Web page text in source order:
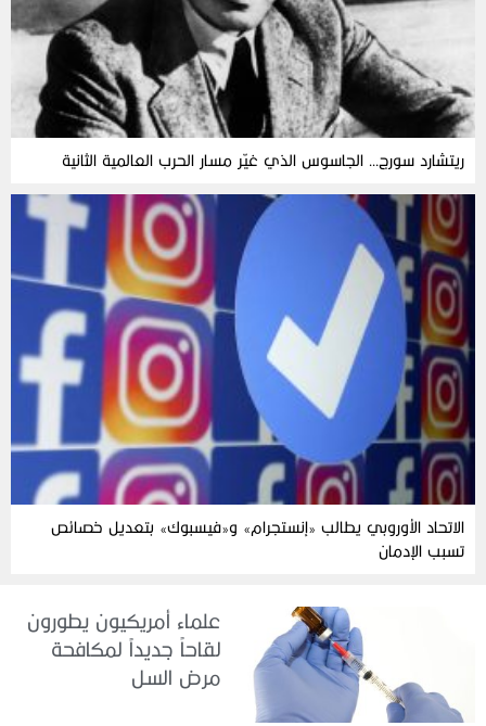
ريتشارد سورج… الجاسوس الذي غيّر مسار الحرب العالمية الثانية
الاتحاد الأوروبي يطالب «إنستجرام» و«فيسبوك» بتعديل خصائص
تسبب الإدمان
علماء أمريكيون يطورون
لقاحاً جديداً لمكافحة
مرض السل